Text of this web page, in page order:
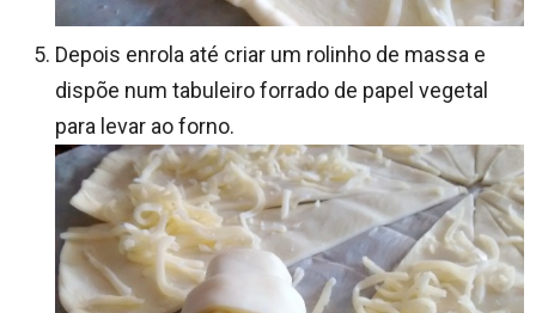
Depois enrola até criar um rolinho de massa e
dispõe num tabuleiro forrado de papel vegetal
para levar ao forno.